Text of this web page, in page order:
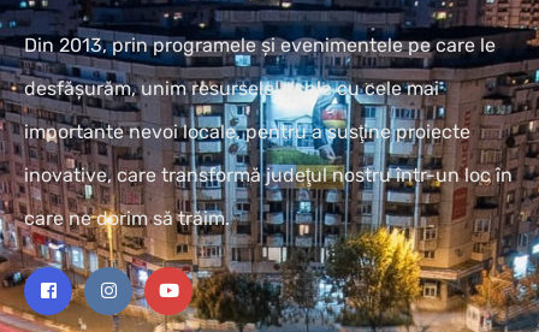
Din 2013, prin programele și evenimentele pe care le
desfășurăm, unim resursele locale cu cele mai
importante nevoi locale, pentru a susţine proiecte
inovative, care transformă judeţul nostru într-un loc în
care ne dorim să trăim.